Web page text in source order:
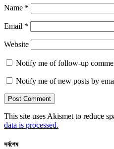
Name *
Email *
Website
Notify me of follow-up
Notify me of new posts by
This site uses Akismet to reduce
data is processed.
সর্বশেষ